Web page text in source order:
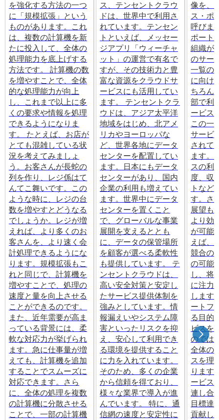
を強化する方法の一つ
に「規模拡張」という
ものがあります。これ
は、複数の計算機を新
たに投入して、全体の
処理能力を底上げする
方法です。 計算機の数
を増やすことで、全体
的な処理能力が向上
し、これまで以上に多
くの要求や情報を処理
できるようになりま
す。 たとえば、お店が
とても混雑している状
況を考えてみましょ
う。お客さんが長蛇の
列を作り、レジ係はて
んてこ舞いです。この
ような時に、レジの台
数を増やすとどうなる
でしょうか。レジが増
えれば、より多くのお
客さんを、より速く会
計処理できるようにな
ります。規模拡張もこ
れと同じで、計算機を
増やすことで、処理の
速度と量を向上させる
ことができるのです。
また、近年需要が高ま
っている背景には、柔
軟な対応力が挙げられ
ます。急に仕事量が増
えても、計算機を追加
することでスムーズに
対応できます。さら
に、全体の処理を複数
の計算機に分散させる
ことで、一部の計算機
ス、テンセントクラウ
ドは、世界中で利用さ
れています。テンセン
トといえば、メッセー
ジアプリ「ウィーチャ
ット」の運営で有名で
すが、その技術力と豊
富な資源をクラウドサ
ービスにも活用してい
ます。 テンセントクラ
ウドは、アジア太平洋
地域をはじめ、北アメ
リカやヨーロッパな
ど、世界各地にデータ
センターを配置してい
ます。日本にもデータ
センターがあり、国内
企業の利用も増えてい
ます。世界中にデータ
センターを置くこと
で、グローバルな事業
展開を支えるととも
に、データの保管場所
を顧客が選べる柔軟性
も提供しています。 テ
ンセントクラウドは、
高い安全対策と安定し
たサービス提供体制を
強みとしています。情
報漏えいやシステム障
害といったリスクを抑
え、安心して利用でき
る環境を提供すること
に力を入れています。
そのため、多くの企業
から信頼を得ており、
様々な業界で導入が進
んでいます。 特に、通
信網の速度と安定性に
像を、
ス・ポ
呼びま
ポート
組織が
のサー
一覧の
に向け
ちろん
部で利
ービス
この一
サービ
されて
ます。
スの利
度、収
トなど
す。さ
展望も
より効
が可能
えば、
競合の
の可能
し、将
に注力
します
ートフ
る目的
ビスを
のでは
全体の
スを理
ります
ービス
連し合
目標達
貢献し